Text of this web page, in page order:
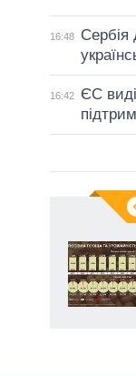
16:48
Сербія
16:42
ЄС